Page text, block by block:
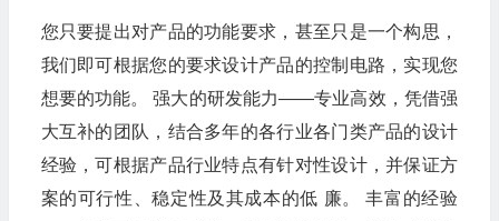
您只要提出对产品的功能要求，甚至只是一个构思，
我们即可根据您的要求设计产品的控制电路，实现您
想要的功能。 强大的研发能力――专业高效，凭借强
大互补的团队，结合多年的各行业各门类产品的设计
经验，可根据产品行业特点有针对性设计，并保证方
案的可行性、稳定性及其成本的低 廉。 丰富的经验